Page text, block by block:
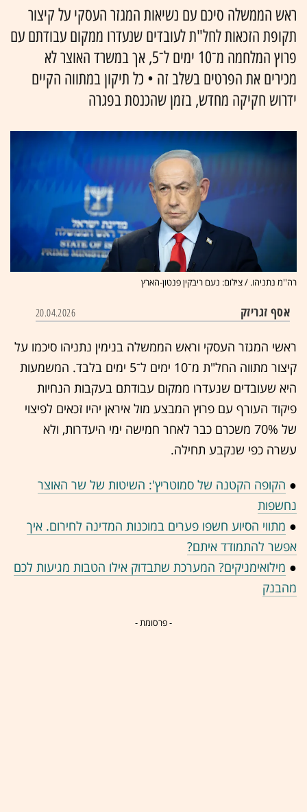
ראש הממשלה סיכם עם נשיאות המגזר העסקי על קיצור
תקופת הזכאות לחל"ת לעובדים שנעדרו ממקום עבודתם עם
פרוץ המלחמה מ־10 ימים ל־5, אך במשרד האוצר לא
מכירים את הפרטים בשלב זה • כל תיקון במתווה הקיים
ידרוש חקיקה מחדש, בזמן שהכנסת בפגרה
רה''מ נתניהו. / צילום: נעם ריבקין פנטון-הארץ
אסף זגריזק 20.04.2026
ראשי המגזר העסקי וראש הממשלה בנימין נתניהו סיכמו על
קיצור מתווה החל"ת מ־10 ימים ל־5 ימים בלבד. המשמעות
היא שעובדים שנעדרו ממקום עבודתם בעקבות הנחיות
פיקוד העורף עם פרוץ המבצע מול איראן יהיו זכאים לפיצוי
של 70% משכרם כבר לאחר חמישה ימי היעדרות, ולא
עשרה כפי שנקבע תחילה.
● הקופה הקטנה של סמוטריץ': השיטות של שר האוצר
נחשפות
● מתווי הסיוע חשפו פערים במוכנות המדינה לחירום. איך
אפשר להתמודד איתם?
● מילואימניקים? המערכת שתבדוק אילו הטבות מגיעות לכם
מהבנק
- פרסומת -